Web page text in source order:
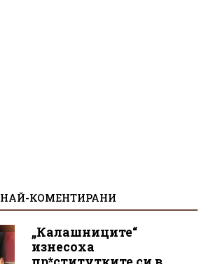
НАЙ-КОМЕНТИРАНИ
„Калашниците“
изнесоха